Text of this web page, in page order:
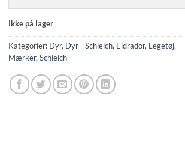
Ikke på lager
Kategorier: Dyr, Dyr - Schleich, Eldrador, Legetøj,
Mærker,Schleich